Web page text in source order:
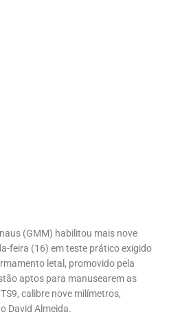
(GMM) habilitou mais nove
feira (16) em teste prático exigido
letal, promovido pela
aptos para manusearem as
calibre nove milímetros,
David Almeida.